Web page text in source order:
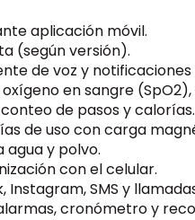
aplicación móvil.
(segúnversión).
devoz y notificaciones
oxígenoensangre (SpO2),
conteode pasosycalorías.
deusoconcarga
aguay polvo.
conelcelular.
Instagram,SMS y
cronómetroy